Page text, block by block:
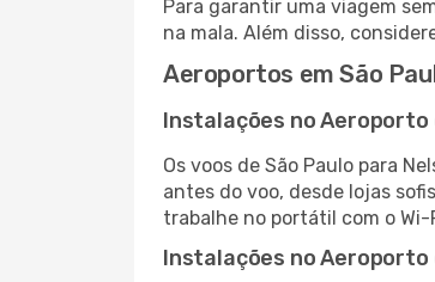
Para garantir uma viagem
na mala. Além disso,
Aeroportos em São
Instalações no Aeroporto
Os voos de São Paulo para
antes do voo, desde lojas
trabalhe no portátil com o
Instalações no Aeroporto